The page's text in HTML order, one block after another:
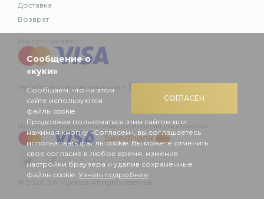
Доставка
Возврат
Разработка интернет-магазина –
Надежные покупки онлайн с помощью Mastercard, Visa и Swedbank
СОГЛАСЕН
Сообщение о
«куки»
Сообщаем, что на этом
сайте используются
файлы cookie.
Продолжая пользоваться этим сайтом или
нажимая кнопку «Согласен», вы соглашаетесь
использовать файлы cookie. Вы можете отменить
свое согласие в любое время, изменив
настройки браузера и удалив сохраненные
файлы cookie. Узнать подробнее